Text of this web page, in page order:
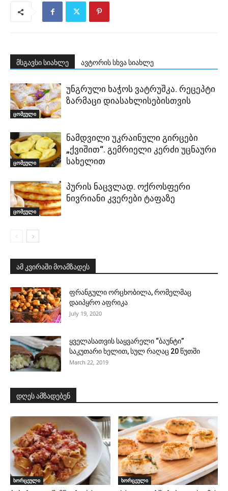
მსგავსი სიახლე ავტორის სხვა სიახლე
ცომეული
უნგრული ხაჭოს ვატრუშკა. რეცეპტი
ზარმაცი დიასახლისებისთვის
ცომეული
ნამდვილი უკრაინული გირცები
„ქვიშით“. გემრიელი კერძი უცნაური
სახელით
ცომეული
პურის ნაცვლად. ოქროსფერი
ნივრიანი კვერები ტაფაზე
ამ კვირაში მოამზადეს
ფრანგული ორცხობილა, რომელმაც
დაიპყრო აფრიკა
July 19, 2020
ყველასათვის საყვარელი “ბაუნტი”
საკუთარი ხელით, სულ რაღაც 20 წუთში
March 22, 2019
დღეს ამზადებენ
ხორცეული ხორცეული